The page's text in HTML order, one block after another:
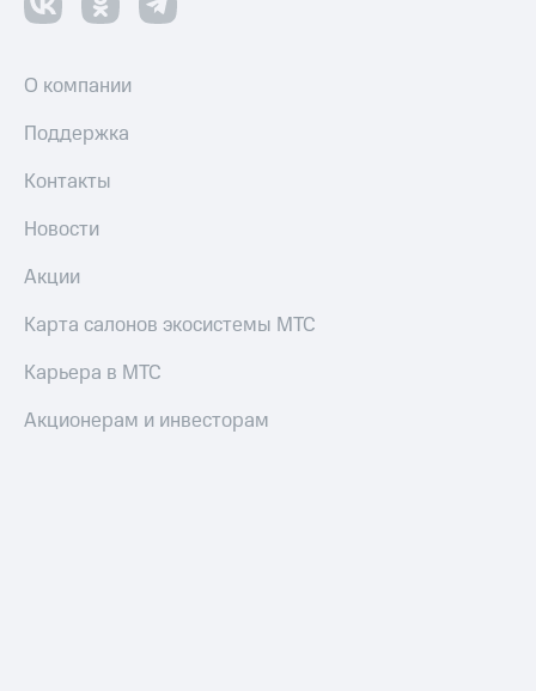
О компании
Поддержка
Контакты
Новости
Акции
Карта салонов экосистемы МТС
Карьера в МТС
Акционерам и инвесторам